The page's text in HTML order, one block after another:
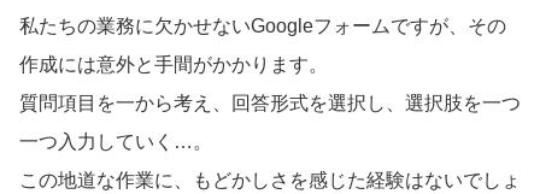
私たちの業務に欠かせないGoogleフォームですが、その
作成には意外と手間がかかります。
質問項目を一から考え、回答形式を選択し、選択肢を一つ
一つ入力していく…。
この地道な作業に、もどかしさを感じた経験はないでしょ